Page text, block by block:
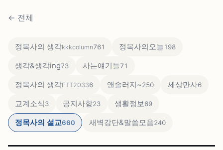
← 전체
정목사의 생각kkkcolumn761 정목사의오늘198
생각&생각ing73 사는얘기들71
정목사의 생각FTT20336 앤솔러지~250 세상만사6
교계소식3 공지사항23 생활정보69
정목사의 설교660 새벽강단&말씀모음240